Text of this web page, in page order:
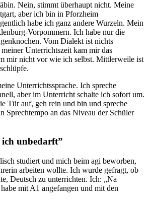
Nein, stimmt überhaupt nicht. Meine
aber ich bin in Pforzheim
habe ich ganz andere Wurzeln. Mein
Vorpommern. Ich habe nur die
Vom Dialekt ist nichts
Unterrichtszeit kam mir das
mir nicht vor wie ich selbst. Mittlerweile ist
Unterrichtssprache. Ich spreche
aber im Unterricht schalte ich sofort um.
Tür auf, geh rein und bin und spreche
Sprechtempo an das Niveau der Schüler
unbedarft”
studiert und mich beim agi beworben,
arbeiten wollte. Ich wurde gefragt, ob
Deutsch zu unterrichten. Ich: „Na
mit A1 angefangen und mit den